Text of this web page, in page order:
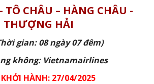
TÔ CHÂU – HÀNG CHÂU -
THƯỢNG HẢI
gian: 08 ngày 07 đêm)
không: Vietnamairlines
KHỞI HÀNH: 27/04/2025